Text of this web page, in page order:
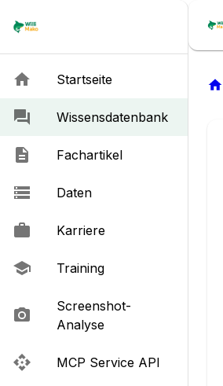
Startseite
Wissensdatenbank
Fachartikel
Daten
Karriere
Training
Screenshot-
Analyse
MCP Service API